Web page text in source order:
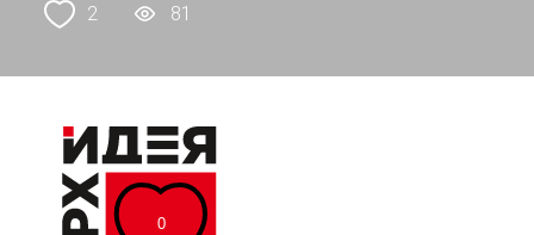
2 81
0